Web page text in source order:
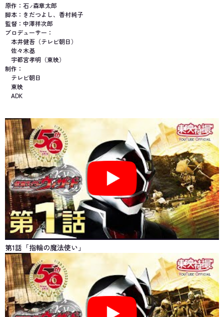
原作：石ノ森章太郎
脚本：きだつよし、香村純子
監督：中澤祥次郎
プロデューサー：
本井健吾（テレビ朝日）
佐々木基
宇都宮孝明（東映）
制作：
テレビ朝日
東映
ADK
第1話「指輪の魔法使い」